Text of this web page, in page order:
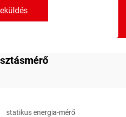
statikus energia-mérő